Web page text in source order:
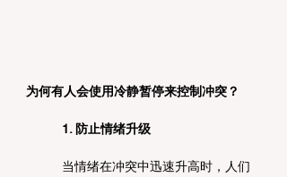
为何有人会使用冷静暂停来控制冲突？
1. 防止情绪升级
当情绪在冲突中迅速升高时，人们